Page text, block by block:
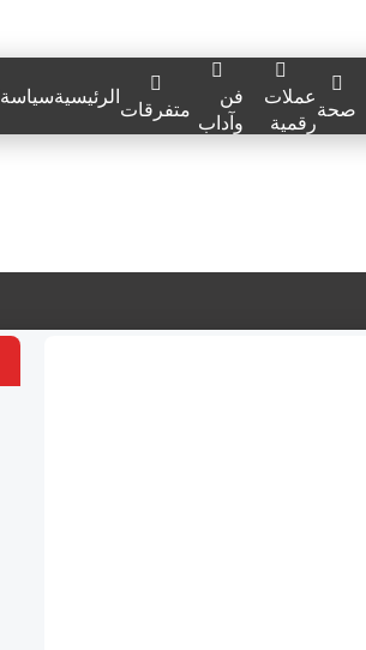
صحةعملات
رقمية
فن
وآداب متفرقاتالرئيسيةسياسة